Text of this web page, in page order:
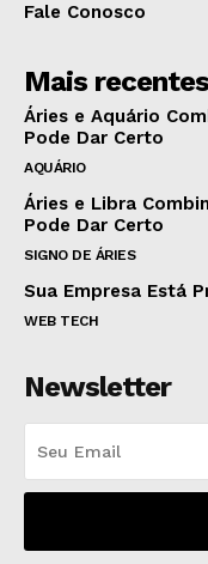
Fale Conosco
Mais recentes
Áries e Aquário
Pode Dar Certo
AQUÁRIO
Áries e Libra
Pode Dar Certo
SIGNO DE ÁRIES
Sua Empresa Está
WEB TECH
Newsletter